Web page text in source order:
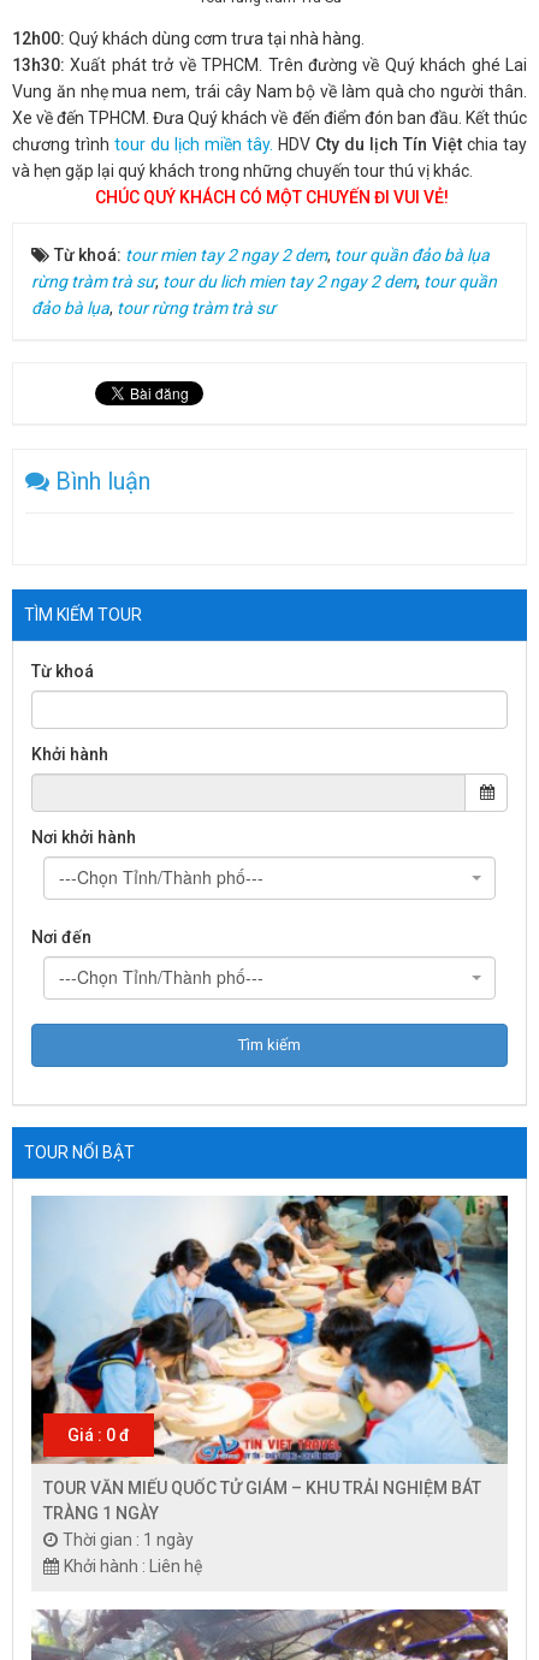
12h00: Quý khách dùng cơm trưa tại nhà hàng.
13h30:Xuất phát trở về TPHCM. Trên đường về Quý khách ghé Lai
Vung ăn nhẹ mua nem, trái cây Nam bộ về làm quà cho người thân.
Xe về đến TPHCM. Đưa Quý khách về đến điểm đón ban đầu. Kết thúc
chương trình tour du lịch miền tây. HDV Cty du lịch Tín Việt chia tay
và hẹn gặp lại quý khách trong những chuyến tour thú vị khác.
CHÚC QUÝ KHÁCH CÓ MỘT CHUYẾN ĐI VUI VẺ!
Từ khoá: tour mien tay 2 ngay 2 dem, tour quần đảo bà lụa
rừng tràm trà sư, tour du lich mien tay 2 ngay 2 dem, tour quần
đảo bà lụa, tour rừng tràm trà sư
Bình luận
TÌM KIẾM TOUR
Từ khoá
Khởi hành
Nơi khởi hành
---Chọn Tỉnh/Thành phố---
Nơi đến
---Chọn Tỉnh/Thành phố---
TOUR NỔI BẬT
Giá : 0 đ
TOUR VĂN MIẾU QUỐC TỬ GIÁM – KHU TRẢI NGHIỆM BÁT
TRÀNG 1 NGÀY
Thời gian : 1 ngày
Khởi hành : Liên hệ